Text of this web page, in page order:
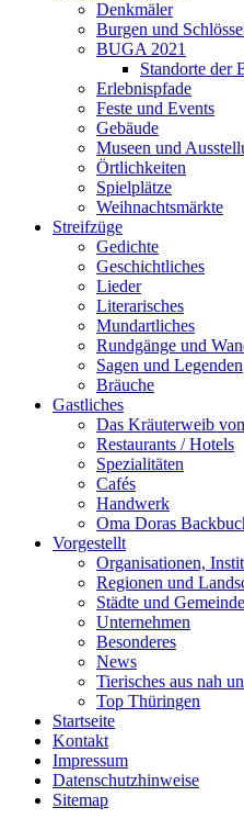
Denkmäler
Burgen und
BUGA 2021
Standorte der
Erlebnispfade
Feste und Events
Gebäude
Museen und
Örtlichkeiten
Spielplätze
Weihnachtsmärkte
Streifzüge
Gedichte
Geschichtliches
Lieder
Literarisches
Mundartliches
Rundgänge und
Sagen und Legenden
Bräuche
Gastliches
Das Kräuterweib
Restaurants / Hotels
Spezialitäten
Cafés
Handwerk
Oma Doras
Vorgestellt
Organisationen,
Regionen und
Städte und
Unternehmen
Besonderes
News
Tierisches aus nah
Top Thüringen
Startseite
Kontakt
Impressum
Datenschutzhinweise
Sitemap